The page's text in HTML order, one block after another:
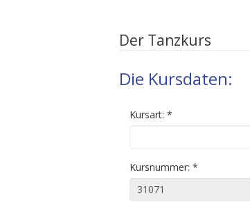
Der Tanzkurs
Die Kursdaten:
Kursart: *
Kursnummer: *